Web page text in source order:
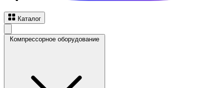
Каталог
Компрессорное оборудование